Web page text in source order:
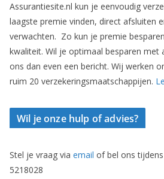
Assurantiesite.nl kun je eenvoudig
laagste premie vinden, direct afsluiten
verwachten. Zo kun je premie
kwaliteit. Wil je optimaal besparen met
ons dan even een bericht. Wij werken
ruim 20 verzekeringsmaatschappijen.
Wil je onze hulp of advies?
Stel je vraag via email of bel ons
5218028